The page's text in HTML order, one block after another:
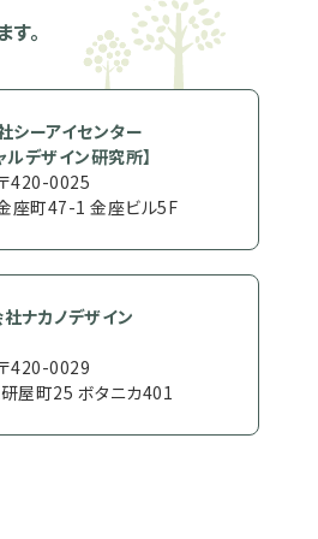
。
シーアイセンター
ルデザイン研究所】
420-0025
座町47-1 金座ビル5F
ナカノデザイン
420-0029
屋町25 ボタニカ401